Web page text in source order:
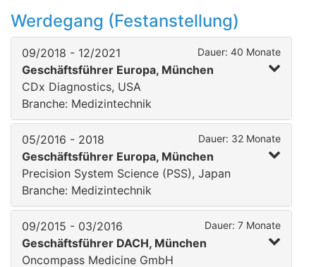
Werdegang (Festanstellung)
09/2018 - 12/2021 Dauer: 40 Monate
Geschäftsführer Europa, München
CDx Diagnostics, USA
Branche: Medizintechnik
05/2016 - 2018 Dauer: 32 Monate
Geschäftsführer Europa, München
Precision System Science (PSS), Japan
Branche: Medizintechnik
09/2015 - 03/2016 Dauer: 7 Monate
Geschäftsführer DACH, München
Oncompass Medicine GmbH